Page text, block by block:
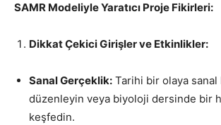
SAMR Modeliyle Yaratıcı Proje Fikirleri:
Dikkat Çekici Girişler ve Etkinlikler:
Sanal Gerçeklik: Tarihi bir olaya
düzenleyin veya biyoloji dersinde bir
keşfedin.